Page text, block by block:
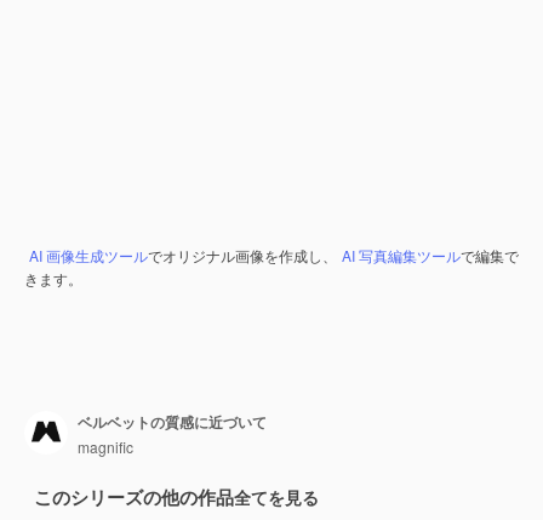
AI 画像生成ツールでオリジナル画像を作成し、 AI 写真編集ツールで編集で
きます。
ベルベットの質感に近づいて
magnific
このシリーズの他の作品全てを見る